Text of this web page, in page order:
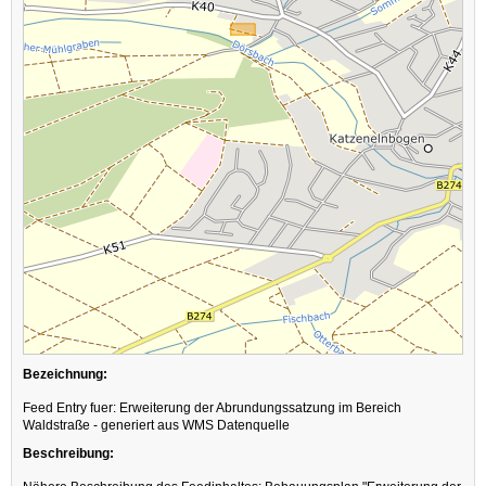
Bezeichnung:
Feed Entry fuer: Erweiterung der Abrundungssatzung im Bereich
Waldstraße - generiert aus WMS Datenquelle
Beschreibung: